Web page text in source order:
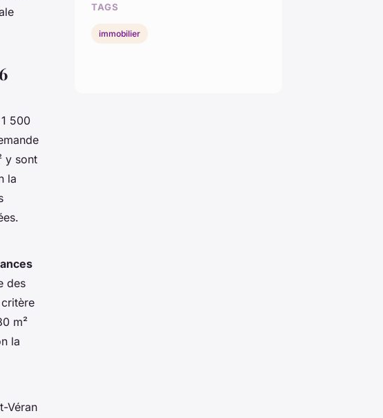
500
y sont
la
des
m²
la
Véran
TAGS
immobilier